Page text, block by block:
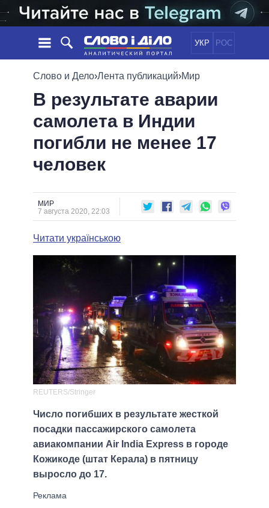
УКР РОС
НОВОСТИ
ЛЕНТА
СОБЫТИЯ
СТАТЬИ
ОБЗОРЫ
ДАЙДЖЕСТЫ
ПОЛИТИКА
ЭКОНОМИКА
ОБЩЕСТВО
ОБЕЩАНИЯ
ПОЛИТИКИ
ПРЕЗИДЕНТ И ОФИС
ВЕРХОВНАЯ РАДА
КАБИНЕТ МИНИСТРОВ
МЭРЫ
ВСЕ ПЕРСОНЫ
ПОДДЕРЖАТЬ
СРАВНЕНИЕ ПОЛИТИКОВ
Слово и Дело›Лента публикаций›Мир
В результате аварии
самолета в Индии
погибли не менее 17
человек
МИР
7 августа 2020, 22:03
Читати українською
REUTERS/Stringer
Число погибших в результате жесткой
посадки пассажирского самолета
авиакомпании Air India Express в городе
Кожикоде (штат Керала) в пятницу
выросло до 17.